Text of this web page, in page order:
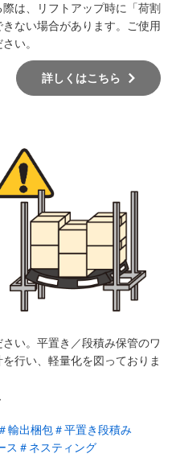
は、リフトアップ時に「荷割
ない場合があります。ご使用
い。
詳しくはこちら
い。平置き／段積み保管のワ
行い、軽量化を図っておりま
＃輸出梱包＃平置き段積み
ス ＃ネスティング